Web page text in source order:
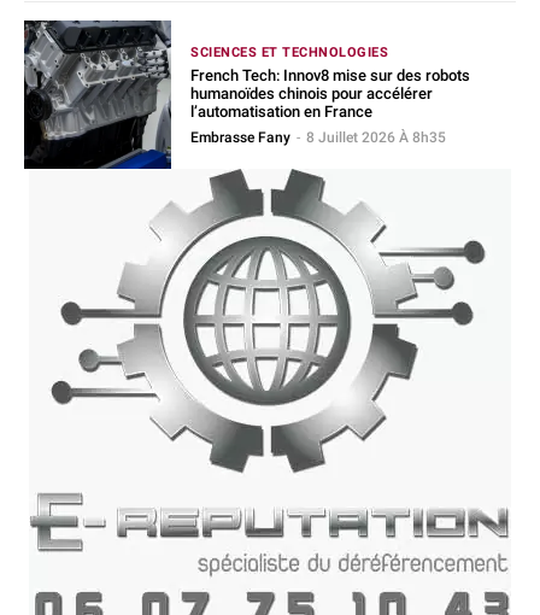
SCIENCES ET TECHNOLOGIES
French Tech: Innov8 mise sur des robots
humanoïdes chinois pour accélérer
l’automatisation en France
Embrasse Fany - 8 Juillet 2026 À 8h35